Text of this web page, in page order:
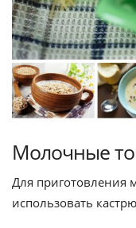
Молочные
Для приготовления
использовать